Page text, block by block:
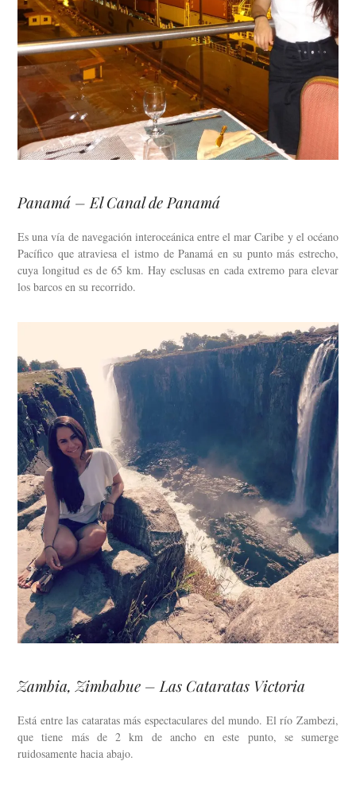
Panamá – El Canal de Panamá
Es una vía de navegación interoceánica entre el mar Caribe y el océano
Pacífico que atraviesa el istmo de Panamá en su punto más estrecho,
cuya longitud es de 65 km. Hay esclusas en cada extremo para elevar
los barcos en su recorrido.
Zambia, Zimbabue – Las Cataratas Victoria
Está entre las cataratas más espectaculares del mundo. El río Zambezi,
que tiene más de 2 km de ancho en este punto, se sumerge
ruidosamente hacia abajo.